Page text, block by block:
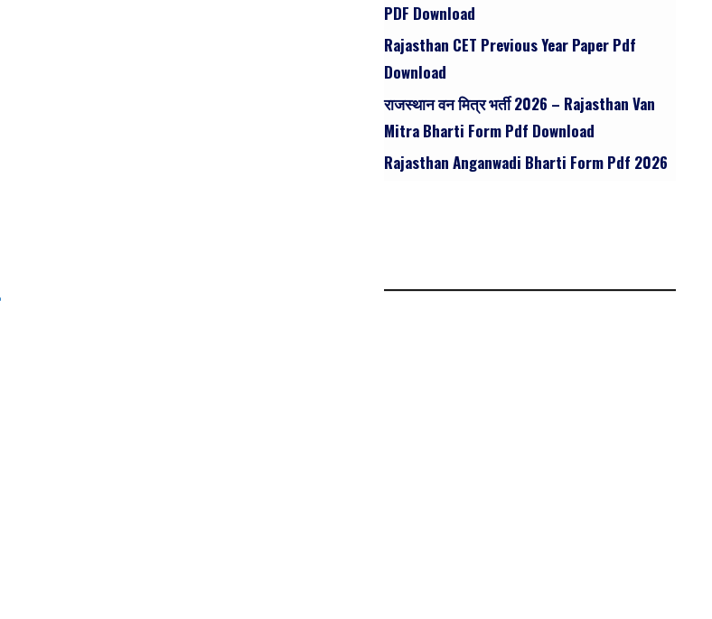
PDF Download
Rajasthan CET Previous Year Paper Pdf
Download
राजस्थान वन मित्र भर्ती 2026 – Rajasthan Van
Mitra Bharti Form Pdf Download
Rajasthan Anganwadi Bharti Form Pdf 2026